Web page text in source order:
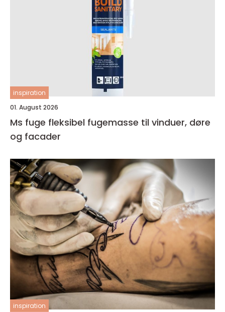
inspiration
01. August 2026
Ms fuge fleksibel fugemasse til vinduer, døre
og facader
inspiration